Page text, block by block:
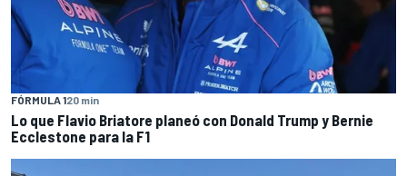
FÓRMULA 120 min
Lo que Flavio Briatore planeó con Donald Trump y Bernie
Ecclestone para la F1